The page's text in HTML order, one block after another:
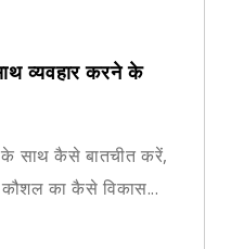
व्यवहार करने के
के साथ कैसे बातचीत करें,
कौशल का कैसे विकास...